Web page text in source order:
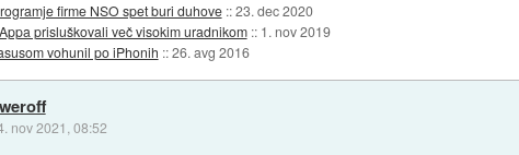
firme NSO spet buri duhove ::23. dec 2020
prisluškovali več visokim uradnikom :: 1. nov 2019
vohunil po iPhonih ::26. avg 2016
nov 2021, 08:52